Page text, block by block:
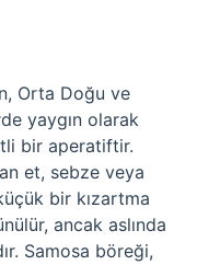
Orta Doğu ve
yaygın olarak
bir aperatiftir.
et, sebze veya
bir kızartma
ancak aslında
Samosa böreği,